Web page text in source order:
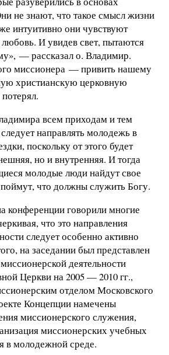
не знают, что такое смысл жизни
интуитивно они чувствуют
любовь. И увидев свет, пытаются
— рассказал о. Владимир.
миссионера — привить нашему
христианскую церковную
всем приходам и тем
направлять молодежь в
поскольку от этого будет
но и внутренняя. И тогда
молодые люди найдут свое
что должны служить Богу.
конференции говорили многие
что это направления
следует особенно активно
на заседании был представлен
деятельности
Церкви на 2005 — 2010 гг.,
отделом Московского
Концепции намечены
миссионерского служения,
миссионерских учебных
в молодежной среде.